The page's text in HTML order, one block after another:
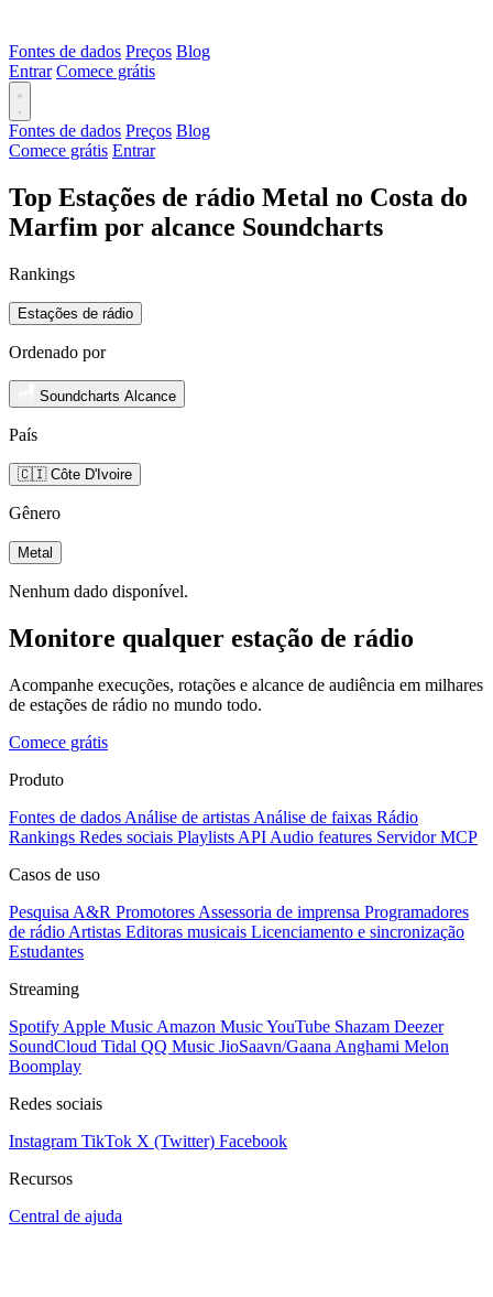
Fontes de dados Preços Blog
Entrar Comece grátis
Fontes de dados Preços Blog
Comece grátis Entrar
Top Estações de rádio Metal no Costa do
Marfim por alcance Soundcharts
Rankings
Estações de rádio
Ordenado por
Soundcharts Alcance
País
🇨🇮 Côte D'Ivoire
Gênero
Metal
Nenhum dado disponível.
Monitore qualquer estação de rádio
Acompanhe execuções, rotações e alcance de audiência em milhares
de estações de rádio no mundo todo.
Comece grátis
Produto
Fontes de dados Análise de artistas Análise de faixas Rádio
Rankings Redes sociais Playlists API Audio features Servidor MCP
Casos de uso
Pesquisa A&R Promotores Assessoria de imprensa Programadores
de rádio Artistas Editoras musicais Licenciamento e sincronização
Estudantes
Streaming
Spotify Apple Music Amazon MusicYouTube Shazam Deezer
SoundCloud Tidal QQ Music JioSaavn/Gaana Anghami Melon
Boomplay
Redes sociais
Instagram TikTok X (Twitter) Facebook
Recursos
Central de ajuda